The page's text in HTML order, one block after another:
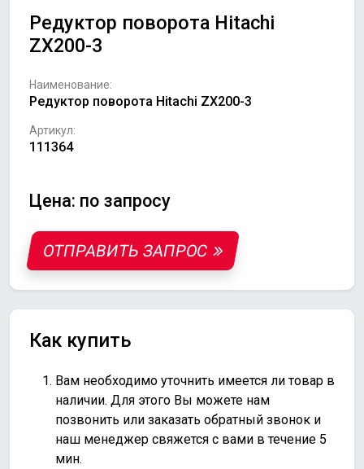
Редуктор поворота Hitachi
ZX200-3
Наименование:
Редуктор поворота Hitachi ZX200-3
Артикул:
111364
Цена: по запросу
ОТПРАВИТЬ ЗАПРОС
Как купить
Вам необходимо уточнить имеется ли товар в
наличии. Для этого Вы можете нам
позвонить или заказать обратный звонок и
наш менеджер свяжется с вами в течение 5
мин.